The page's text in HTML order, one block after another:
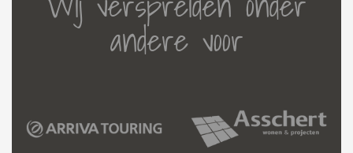
andere voor